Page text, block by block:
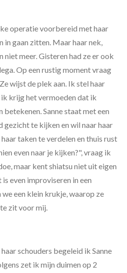
operatie voorbereid met haar
in gaan zitten. Maar haar nek,
niet meer. Gisteren had ze er ook
Op een rustig moment vraag
wijst de plek aan. Ik stel haar
krijg het vermoeden dat ik
betekenen. Sanne staat met een
gezicht te kijken en wil naar haar
taken te verdelen en thuis rust
even naar je kijken?", vraag ik
maar kent shiatsu niet uit eigen
even improviseren in een
we een klein krukje, waarop ze
zit voor mij.
schouders begeleid ik Sanne
zet ik mijn duimen op 2